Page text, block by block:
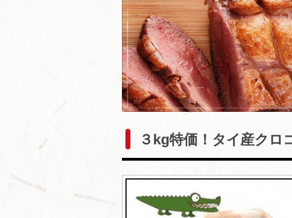
３kg特価！タイ産クロ